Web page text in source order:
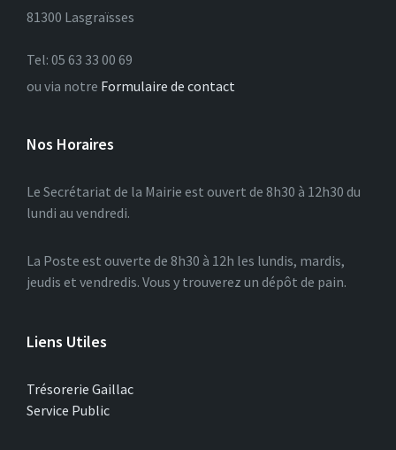
81300 Lasgraïsses
Tel: 05 63 33 00 69
ou via notre Formulaire de contact
Nos Horaires
Le Secrétariat de la Mairie est ouvert de 8h30 à 12h30 du
lundi au vendredi.
La Poste est ouverte de 8h30 à 12h les lundis, mardis,
jeudis et vendredis. Vous y trouverez un dépôt de pain.
Liens Utiles
Trésorerie Gaillac
Service Public